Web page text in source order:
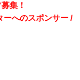
集！
へのスポンサー /